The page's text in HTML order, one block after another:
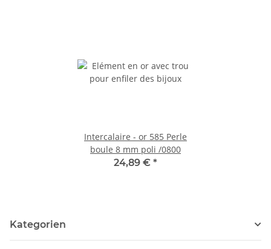
Intercalaire - or 585 Perle
boule 8 mm poli /0800
24,89 € *
Kategorien